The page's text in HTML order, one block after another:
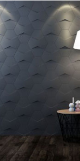
Opel
Renault
Suzuki
Toyota
Volkswagen
УАЗ